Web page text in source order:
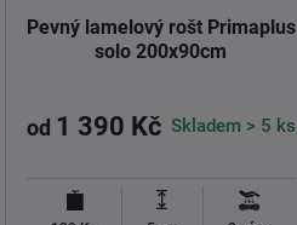
Pevný lamelový rošt Primaplus
solo 200x90cm
od 1 390 Kč Skladem > 5 ks